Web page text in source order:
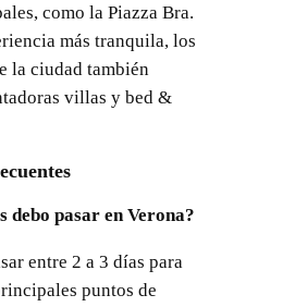
como la Piazza Bra.
más tranquila, los
la ciudad también
villas y bed &
debo pasar en Verona?
entre 2 a 3 días para
puntos de